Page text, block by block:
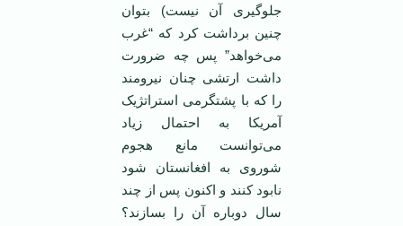
جلوگیری آن نیست) بتوان
چنین برداشت کرد که “غرب
می‌خواهد” پس چه ضرورت
داشت ارتشی چنان نیرومند
را که با پشتگرمی استراتژیک
آمریکا به احتمال زیاد
می‌توانست مانع هجوم
شوروی به افغانستان شود
نابود کنند و اکنون پس از چند
سال دوباره آن را بسازند؟